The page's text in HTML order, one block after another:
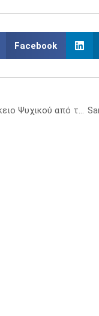
Facebook
Εθελοντική αιμοδοσία στο Β’ Αρσάκειο Λύκειο Ψυχικού από τον Ελληνικό Ερυθρό Σταυρό